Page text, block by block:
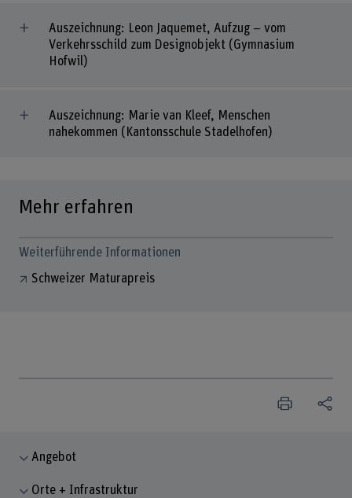
Auszeichnung: Leon Jaquemet, Aufzug – vom
Verkehrsschild zum Designobjekt (Gymnasium
Hofwil)
Auszeichnung: Marie van Kleef, Menschen
nahekommen (Kantonsschule Stadelhofen)
Mehr erfahren
Weiterführende Informationen
Schweizer Maturapreis
Angebot
Orte + Infrastruktur